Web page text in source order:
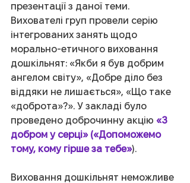
презентації з даної теми.
Вихователі груп провели серію
інтегрованих занять щодо
морально-етичного виховання
дошкільнят: «Якби я був добрим
ангелом світу», «Добре діло без
віддяки не лишається», «Що таке
«доброта»?». У закладі було
проведено доброчинну акцію «З
добром у серці» («Допоможемо
тому, кому гірше за тебе»).
Виховання дошкільнят неможливе